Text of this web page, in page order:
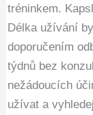
tréninkem.
Délka užívání
doporučením
týdnů bez
nežádoucích
užívat a